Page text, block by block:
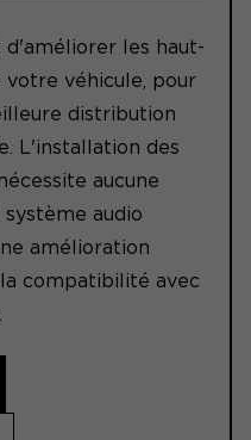
les haut-
véhicule, pour
distribution
L'installation des
aucune
audio
amélioration
compatibilité avec